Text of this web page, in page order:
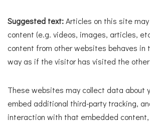
Suggested text:Articles on this site
content (e.g. videos, images, articles,
content from other websites behaves in
way as if the visitor has visited the
These websites may collect data about
embed additional third-party tracking,
interaction with that embedded